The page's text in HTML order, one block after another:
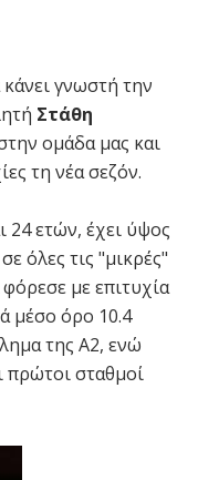
γνωστή την
Στάθη
ομάδα μας και
τη νέα σεζόν.
24 ετών, έχει ύψος
όλες τις "μικρές"
με επιτυχία
μέσο όρο 10.4
της Α2, ενώ
πρώτοι σταθμοί